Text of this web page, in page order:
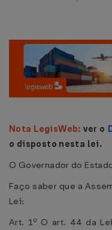
Nota LegisWeb: ver o
o disposto nesta lei.
O Governador do
Faço saber que a
Lei:
Art. 1º O art. 44 da